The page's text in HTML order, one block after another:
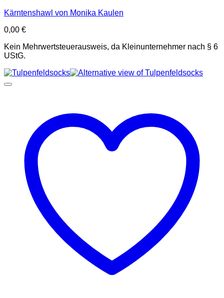
Kärntenshawl von Monika Kaulen
0,00 €
Kein Mehrwertsteuerausweis, da Kleinunternehmer nach § 6
UStG.